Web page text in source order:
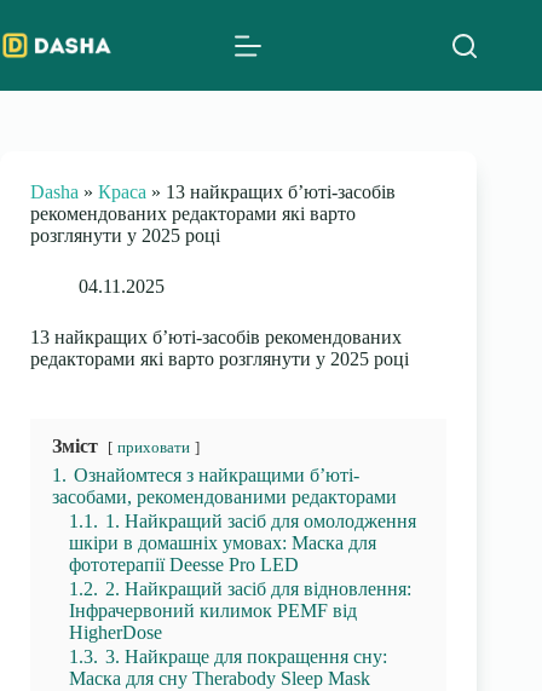
to
content
Dasha » Краса » 13 найкращих б’юті-засобів
рекомендованих редакторами які варто
розглянути у 2025 році
04.11.2025
13 найкращих б’юті-засобів рекомендованих
редакторами які варто розглянути у 2025 році
Зміст приховати
1. Ознайомтеся з найкращими б’юті-
засобами, рекомендованими редакторами
1.1. 1. Найкращий засіб для омолодження
шкіри в домашніх умовах: Маска для
фототерапії Deesse Pro LED
1.2. 2. Найкращий засіб для відновлення:
Інфрачервоний килимок PEMF від
HigherDose
1.3. 3. Найкраще для покращення сну:
Маска для сну Therabody Sleep Mask